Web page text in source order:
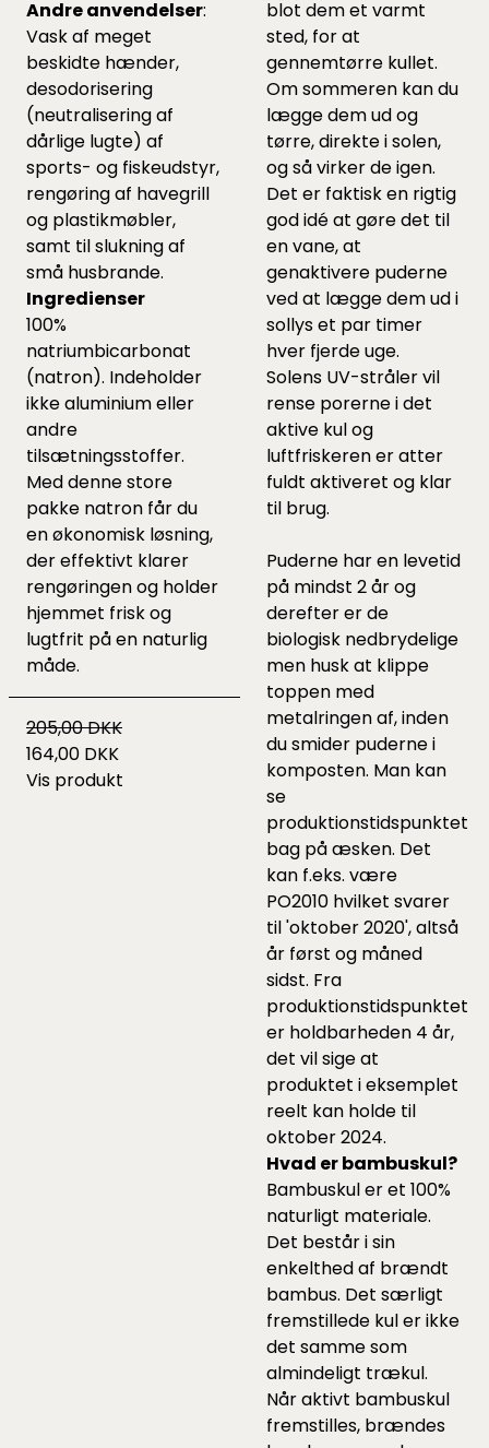
Andre anvendelser:
Vask af meget
beskidte hænder,
desodorisering
(neutralisering af
dårlige lugte) af
sports- og fiskeudstyr,
rengøring af havegrill
og plastikmøbler,
samt til slukning af
små husbrande.
Ingredienser
100%
natriumbicarbonat
(natron). Indeholder
ikke aluminium eller
andre
tilsætningsstoffer.
Med denne store
pakke natron får du
en økonomisk løsning,
der effektivt klarer
rengøringen og holder
hjemmet frisk og
lugtfrit på en naturlig
måde.
205,00 DKK
164,00 DKK
Vis produkt
blot dem et varmt
sted, for at
gennemtørre kullet.
Om sommeren kan du
lægge dem ud og
tørre, direkte i solen,
og så virker de igen.
Det er faktisk en rigtig
god idé at gøre det til
en vane, at
genaktivere puderne
ved at lægge dem ud i
sollys et par timer
hver fjerde uge.
Solens UV-stråler vil
rense porerne i det
aktive kul og
luftfriskeren er atter
fuldt aktiveret og klar
til brug.
Puderne har en levetid
på mindst 2 år og
derefter er de
biologisk nedbrydelige
men husk at klippe
toppen med
metalringen af, inden
du smider puderne i
komposten. Man kan
se
produktionstidspunktet
bag på æsken. Det
kan f.eks. være
PO2010 hvilket svarer
til 'oktober 2020', altså
år først og måned
sidst. Fra
produktionstidspunktet
er holdbarheden 4 år,
det vil sige at
produktet i eksemplet
reelt kan holde til
oktober 2024.
Hvad er bambuskul?
Bambuskul er et 100%
naturligt materiale.
Det består i sin
enkelthed af brændt
bambus. Det særligt
fremstillede kul er ikke
det samme som
almindeligt trækul.
Når aktivt bambuskul
fremstilles, brændes